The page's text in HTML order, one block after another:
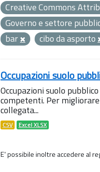
Creative Commons
Governo e settore
bar
cibo da asporto
Occupazioni suolo
Occupazioni suolo
competenti. Per
collegata...
CSV Excel XLSX
E' possibile inoltre accedere al